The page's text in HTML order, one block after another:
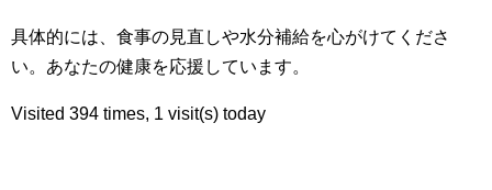
具体的には、食事の見直しや水分補給を心がけてくださ
い。あなたの健康を応援しています。
Visited 394 times, 1 visit(s) today